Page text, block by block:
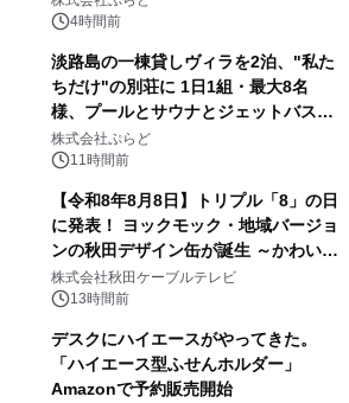
得な素泊まり連泊プランで
4時間前
淡路島の一棟貸しヴィラを2泊、"私た
ちだけ"の別荘に 1日1組・最大8名
様、プールとサウナとジェットバス付
きで Villa Mon Temps AWAJIの連泊
素泊りプラン
株式会社ぷらど
11時間前
【令和8年8月8日】トリプル「8」の日
に発表！ ヨックモック・地域バージョ
ンの秋田デザイン缶が誕生 ～かわいい
秋田犬の子犬と秋田の四季と名所を巡
るパッケージ～ 9月1日(火)秋田県内で
株式会社秋田ケーブルテレビ
13時間前
デスクにハイエースがやってきた。
「ハイエース型ふせんホルダー」
Amazonで予約販売開始